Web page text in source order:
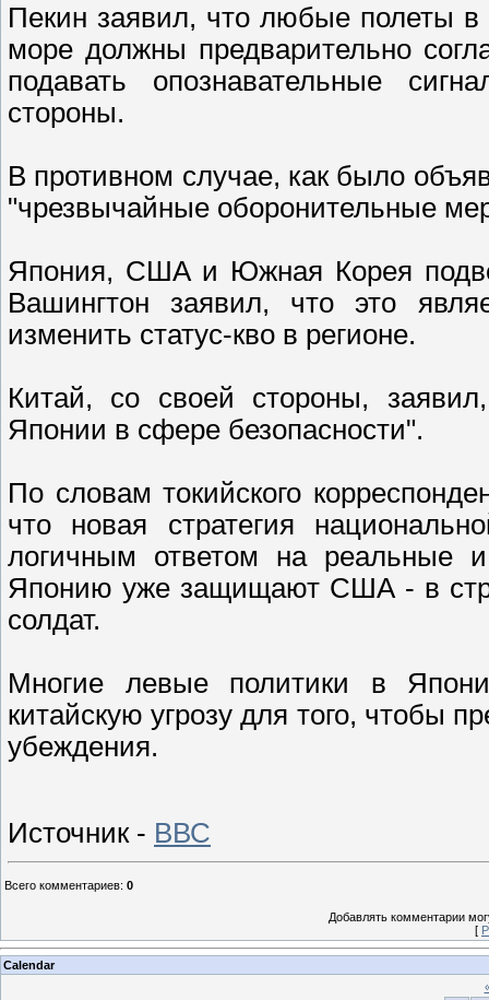
Пекин заявил, что любые полеты в
море должны предварительно
подавать опознавательные
стороны.
В противном случае, как было
"чрезвычайные оборонительные
Япония, США и Южная Корея
Вашингтон заявил, что это
изменить статус-кво в регионе.
Китай, со своей стороны,
Японии в сфере безопасности".
По словам токийского
что новая стратегия
логичным ответом на реальные
Японию уже защищают США - в
солдат.
Многие левые политики в
китайскую угрозу для того, чтобы
убеждения.
Источник - ВВС
Всего комментариев: 0
Добавлять комментарии
[
Calendar